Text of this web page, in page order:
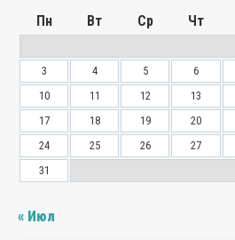
Пн
Вт Ср Чт
3
4 5 6
10
11 12 13
17
18 19 20
24
25 26 27
31
« Июл